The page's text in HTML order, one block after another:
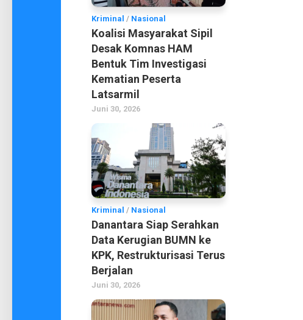
Kriminal / Nasional
Koalisi Masyarakat Sipil
Desak Komnas HAM
Bentuk Tim Investigasi
Kematian Peserta
Latsarmil
Juni 30, 2026
Kriminal / Nasional
Danantara Siap Serahkan
Data Kerugian BUMN ke
KPK, Restrukturisasi Terus
Berjalan
Juni 30, 2026